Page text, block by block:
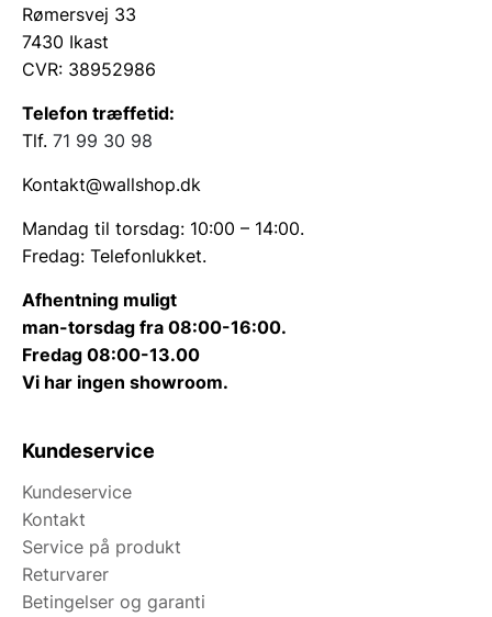
Rømersvej 33
7430 Ikast
CVR: 38952986
Telefon træffetid:
Tlf. 71 99 30 98
Kontakt@wallshop.dk
Mandag til torsdag: 10:00 – 14:00.
Fredag: Telefonlukket.
Afhentning muligt
man-torsdag fra 08:00-16:00.
Fredag 08:00-13.00
Vi har ingen showroom.
Kundeservice
Kundeservice
Kontakt
Service på produkt
Returvarer
Betingelser og garanti